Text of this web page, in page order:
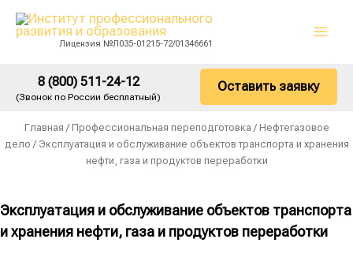
Перейти
содержимому
Лицензия №Л035-01215-72/01346661
8 (800) 511-24-12
(Звонок по России бесплатный)
Оставить заявку
Главная / Профессиональная переподготовка / Нефтегазовое
дело / Эксплуатация и обслуживание объектов транспорта и хранения
нефти, газа и продуктов переработки
Эксплуатация и обслуживание объектов транспорта
и хранения нефти, газа и продуктов переработки